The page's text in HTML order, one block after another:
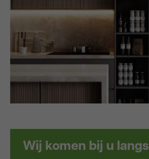
Wij komen bij u langs